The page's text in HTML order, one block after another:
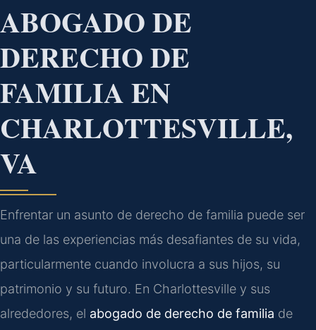
ABOGADO DE
DERECHO DE
FAMILIA EN
CHARLOTTESVILLE,
VA
Enfrentar un asunto de derecho de familia puede ser
una de las experiencias más desafiantes de su vida,
particularmente cuando involucra a sus hijos, su
patrimonio y su futuro. En Charlottesville y sus
alrededores, el abogado de derecho de familia de